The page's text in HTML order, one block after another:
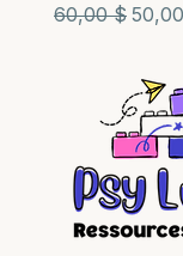
Prix original
60,00 $ Prix